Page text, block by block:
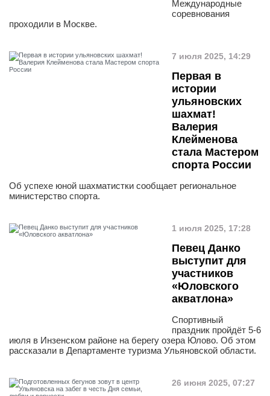
Международные
соревнования
проходили в Москве.
7 июля 2025, 14:29
Первая в
истории
ульяновских
шахмат!
Валерия
Клейменова
стала Мастером
спорта России
Об успехе юной шахматистки сообщает региональное
министерство спорта.
1 июля 2025, 17:28
Певец Данко
выступит для
участников
«Юловского
акватлона»
Спортивный
праздник пройдёт 5-6
июля в Инзенском районе на берегу озера Юлово. Об этом
рассказали в Департаменте туризма Ульяновской области.
26 июня 2025, 07:27